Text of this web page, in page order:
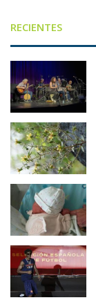
RECIENTES